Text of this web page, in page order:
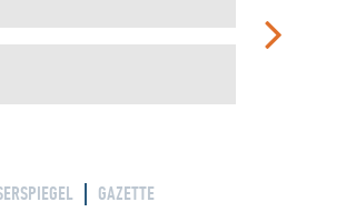
GAZETTE